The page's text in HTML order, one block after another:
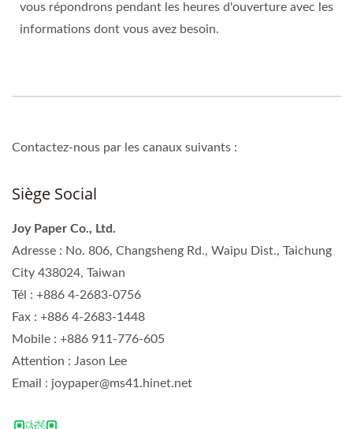
vous répondrons pendant les heures d'ouverture avec les
informations dont vous avez besoin.
Contactez-nous par les canaux suivants :
Siège Social
Joy Paper Co., Ltd.
Adresse : No. 806, Changsheng Rd., Waipu Dist., Taichung
City 438024, Taiwan
Tél : +886 4-2683-0756
Fax : +886 4-2683-1448
Mobile : +886 911-776-605
Attention : Jason Lee
Email : joypaper@ms41.hinet.net